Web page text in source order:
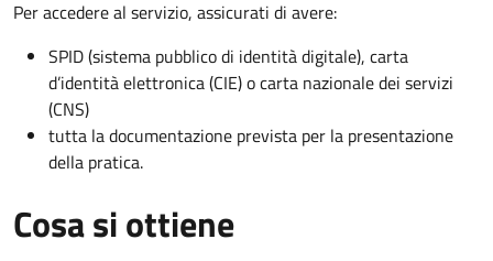
Per accedere al servizio, assicurati di avere:
SPID (sistema pubblico di identità digitale), carta
d’identità elettronica (CIE) o carta nazionale dei servizi
(CNS)
tutta la documentazione prevista per la presentazione
della pratica.
Cosa si ottiene